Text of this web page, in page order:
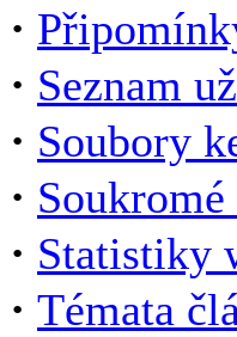
·
· Seznam
· Soubory
·
· Statistiky
· Témata